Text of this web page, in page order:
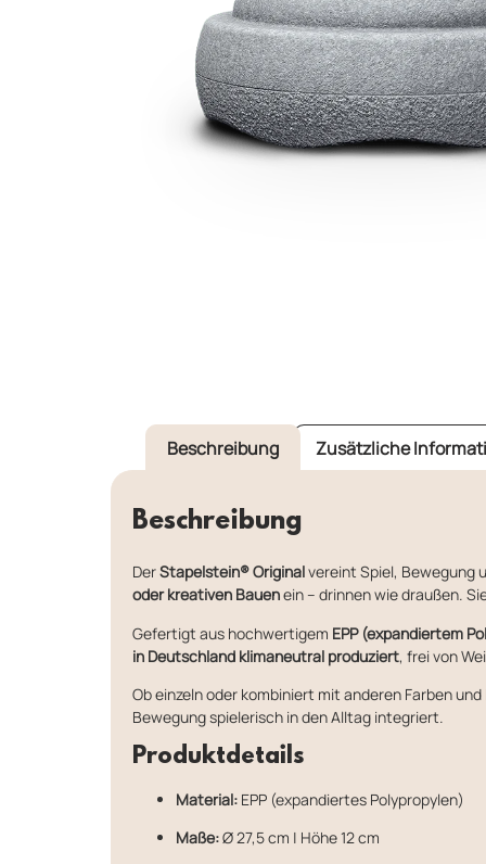
Beschreibung Zusätzliche
Beschreibung
DerStapelstein® Originalvereint Spiel, Bewegung
oder kreativen Bauenein – drinnen wie draußen.
Gefertigt aus hochwertigem EPP (expandiertem
in Deutschland klimaneutral produziert, frei von
Ob einzeln oder kombiniert mit anderen Farben
Bewegung spielerisch in den Alltag integriert.
Produktdetails
Material: EPP (expandiertes Polypropylen)
Maße:Ø 27,5 cm | Höhe 12 cm